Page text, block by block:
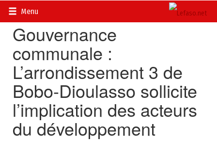
Menu
Accueil>
Gouvernance
communale :
L’arrondissement 3 de
Bobo-Dioulasso sollicite
l’implication des acteurs
du développement